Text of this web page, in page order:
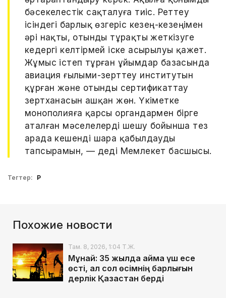
бәсекелестік сақталуға тиіс. Реттеу
ісіндегі барлық өзгеріс кезең-кезеңімен
әрі нақты, отынды тұрақты жеткізуге
кедергі келтірмей іске асырылуы қажет.
Жұмыс істеп тұрған ұйымдар базасында
авиация ғылыми-зерттеу институтын
құрған және отынды сертификаттау
зертханасын ашқан жөн. Үкіметке
монополияға қарсы органдармен бірге
аталған мәселелерді шешу бойынша тез
арада кешенді шара қабылдауды
тапсырамын, — деді Мемлекет басшысы.
Тегтер: ҚР
Похожие новости
Там. 8, 2026, 1:04 Т.Ж.
Мұнай: 35 жылда аймақ үш есе
өсті, ал сол өсімнің барлығын
дерлік Қазақстан берді